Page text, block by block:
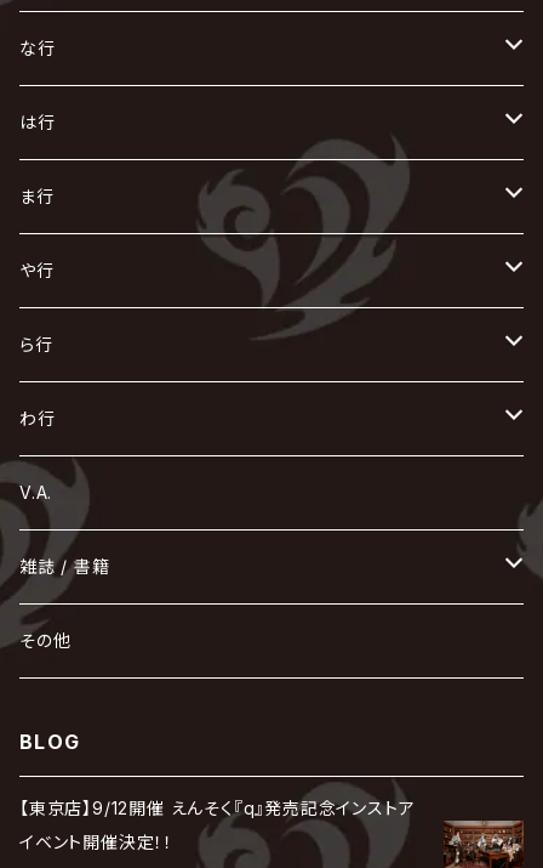
Azavana
Acid Black Cherry
甘い暴力
天照
exist†trace
色々な十字架
168 / 葵-168-
VIRGE / ヴァージュ
Waive
え
ACE OF SPADES
X JAPAN
LSN / The LEGENDARY SIX NINE
お
AURORIZE
OFIAM
Kαin
the GazettE
GOTCHAROCKA
蛾と蝶
KAMIJO
cali≠gari
河村隆一
KISAKI
キズ
KIRITO / キリト
己龍
く
Crack6
グラビティ
GREN / グレン
黒夢
け
[ kei ] / 圭
仮病
こ
GOATBED
ゴールデンボンバー
CONTRASTZ
ザアザア
The THIRTEEN
XANVALA
し
Zeke Deux
Z CLEAR
Sick²
ジグソウ
シド
JAKIGAN MEISTER
Chanty
す
Z CLEAR
超ジャシー
sukekiyo
SCAPEGOAT
SPLENDID GOD GIRAFFE
SLAPSLY / CHIYU
せ
ゼラ
零[Hz]
そ
SOPHIA
ZOMBIE / ぞんび
た
DASEIN
DAIGO
DADAROMA
逹瑯
DAVID / SUI / 縁
DARRELL
ち
CHAQLA.
つ
て
D
DIAURA
DaizyStripper
D'ESPAIRSRAY
Develop One's Faculties
DEXCORE
と
東京花嫁
Tourbillon
Dawnman
DOG inthePWO
な行
な
NIGHTMARE
NAZARE
に
NiEL
NICOLAS
ぬ
nurié
ね
NETH PRIERE CAIN
NEVERLAND
の
NoGoD
NOCTURNAL BLOODLUST
は行
は
heidi.
H.U.G
BugLug
HAZUKI / 葉月
花見桜こうき
薔薇の宮殿
BAROQUE
ひ
HERO
美炎-BIEN-
HIZAKI
vistlip
ヒッチコック
HIDE-ZOU
ふ
Far East Dizain
Fatüm
FANTASTIC◇CIRCUS
FEST VAINQUEUR
へ
BabyKingdom
THE BEETHOVEN
PENICILLIN
The Benjamin
ほ
POIDOL
HOLLOWGRAM
ま行
ま
THE MICRO HEAD 4N'S
MAO / マオ from SID
マガツノート
machine
Magistina Saga
マツタケワークス
み
未完成アリス
ミスイ
mitsu
MIMIZUQ
む
MUCC / ムック
め
メトロノーム
MERRY / メリー
も
THE MORTAL
最上川司
や行
や
ヤミテラ / 外道反逆者ヤミテラ
ゆ
YUKIYA / 藤田幸也
ユナイト
よ
ら行
ら
rice
Rides In ReVellion
Raphael
LAB.THE BASEMENT / ラボ ザ ベヰスメント
り
Leetspeak monsters
Ricky
LIBRAVEL / リブラヴェル
る
Ruiza
LUNA SEA
れ
the Raid.
REIGN
Rorschach.inc
わ行
わ
wyse
我が為
V.A.
雑誌 / 書籍
hévn
その他
BLOG
【東京店】9/12開催 えんそく『q』発売記念インストア
イベント開催決定！！